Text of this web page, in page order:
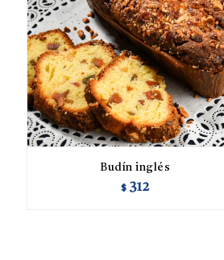
Budín inglés
$ 312